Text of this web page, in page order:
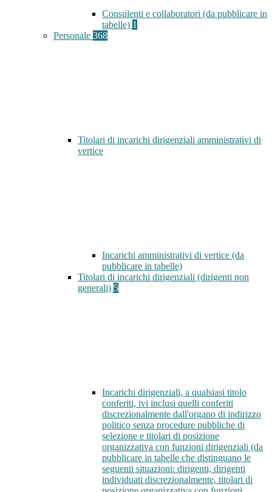
Consulenti e collaboratori (da pubblicare in
tabelle) 1
Personale 368
Titolari di incarichi dirigenziali amministrativi di
vertice
Incarichi amministrativi di vertice (da
pubblicare in tabelle)
Titolari di incarichi dirigenziali (dirigenti non
generali) 5
Incarichi dirigenziali, a qualsiasi titolo
conferiti, ivi inclusi quelli conferiti
discrezionalmente dall'organo di indirizzo
politico senza procedure pubbliche di
selezione e titolari di posizione
organizzativa con funzioni dirigenziali (da
pubblicare in tabelle che distinguano le
seguenti situazioni: dirigenti, dirigenti
individuati discrezionalmente, titolari di